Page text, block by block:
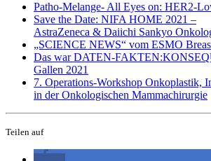
Patho-Melange- All Eyes on: HER2-
Save the Date: NIFA HOME 2021 –
AstraZeneca & Daiichi Sankyo
„SCIENCE NEWS“ vom ESMO
Das war DATEN-
Gallen 2021
7. Operations-Workshop Onkoplastik,
in der Onkologischen Mammachirurgie
Teilen auf